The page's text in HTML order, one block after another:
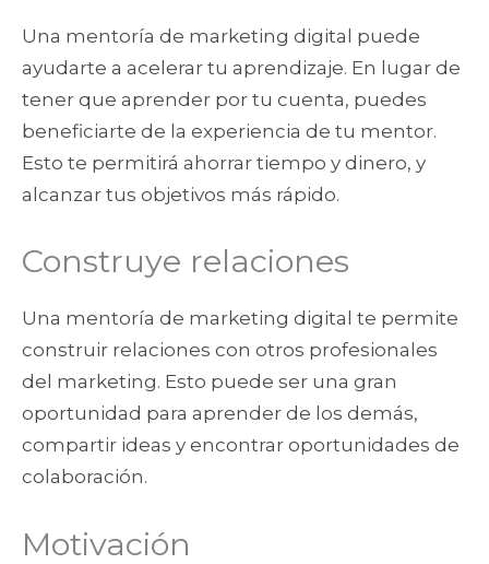
Una mentoría de marketing digital puede
ayudarte a acelerar tu aprendizaje. En lugar de
tener que aprender por tu cuenta, puedes
beneficiarte de la experiencia de tu mentor.
Esto te permitirá ahorrar tiempo y dinero, y
alcanzar tus objetivos más rápido.
Construye relaciones
Una mentoría de marketing digital te permite
construir relaciones con otros profesionales
del marketing. Esto puede ser una gran
oportunidad para aprender de los demás,
compartir ideas y encontrar oportunidades de
colaboración.
Motivación